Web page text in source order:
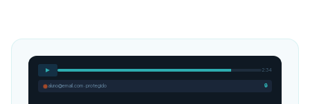
2:34
aluno@email.com · protegido 🔒